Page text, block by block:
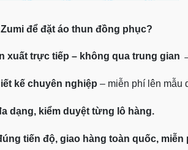
để đặt áo thun đồng phục?
xuất trực tiếp – không qua trung gian
kế chuyên nghiệp – miễn phí lên mẫu
dạng, kiểm duyệt từng lô hàng.
tiến độ, giao hàng toàn quốc, miễn